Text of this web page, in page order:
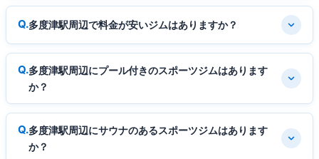
多度津駅周辺で料金が安いジムはありますか？
多度津駅周辺にプール付きのスポーツジムはあります
か？
多度津駅周辺にサウナのあるスポーツジムはあります
か？